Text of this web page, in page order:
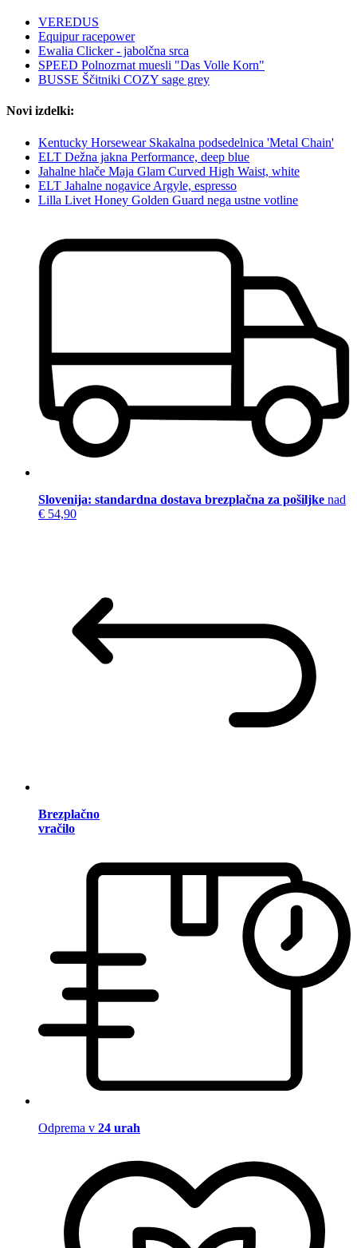
VEREDUS
Equipur racepower
Ewalia Clicker - jabolčna srca
SPEED Polnozrnat muesli "Das Volle Korn"
BUSSE Ščitniki COZY sage grey
Novi izdelki:
Kentucky Horsewear Skakalna podsedelnica 'Metal Chain'
ELT Dežna jakna Performance, deep blue
Jahalne hlače Maja Glam Curved High Waist, white
ELT Jahalne nogavice Argyle, espresso
Lilla Livet Honey Golden Guard nega ustne votline
Slovenija: standardna dostava brezplačna za pošiljke nad
€ 54,90
Brezplačno
vračilo
Odprema v 24 urah